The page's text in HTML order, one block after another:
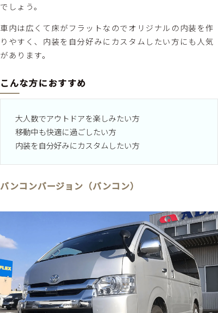
でしょう。
車内は広くて床がフラットなのでオリジナルの内装を作
りやすく、内装を自分好みにカスタムしたい方にも人気
があります。
こんな方におすすめ
大人数でアウトドアを楽しみたい方
移動中も快適に過ごしたい方
内装を自分好みにカスタムしたい方
バンコンバージョン（バンコン）